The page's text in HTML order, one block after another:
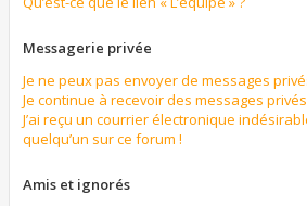
Messagerie privée
Je ne peux pas envoyer de messages
Je continue à recevoir des messages
J’ai reçu un courrier électronique
quelqu’un sur ce forum !
Amis et ignorés